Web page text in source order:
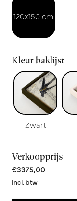
120x150 cm
Kleur baklijst
Zwart
Verkoopprijs
€3375,00
Incl. btw